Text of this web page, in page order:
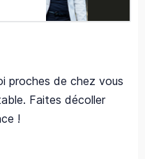
proches de chez vous
Faites décoller
!